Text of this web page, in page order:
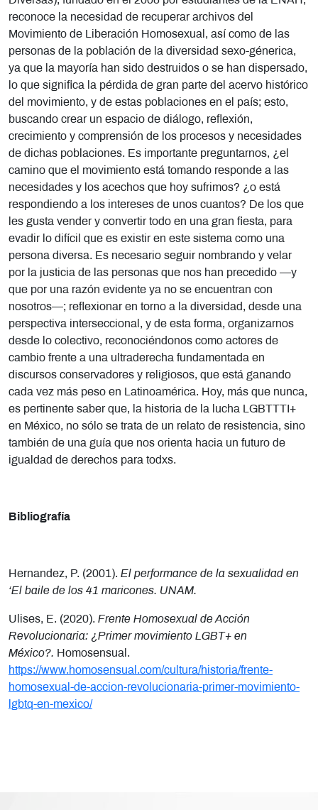
reconoce la necesidad de recuperar archivos del
Movimiento de Liberación Homosexual, así como de las
personas de la población de la diversidad sexo-génerica,
ya que la mayoría han sido destruidos o se han dispersado,
lo que significa la pérdida de gran parte del acervo histórico
del movimiento, y de estas poblaciones en el país; esto,
buscando crear un espacio de diálogo, reflexión,
crecimiento y comprensión de los procesos y necesidades
de dichas poblaciones. Es importante preguntarnos, ¿el
camino que el movimiento está tomando responde a las
necesidades y los acechos que hoy sufrimos? ¿o está
respondiendo a los intereses de unos cuantos? De los que
les gusta vender y convertir todo en una gran fiesta, para
evadir lo difícil que es existir en este sistema como una
persona diversa. Es necesario seguir nombrando y velar
por la justicia de las personas que nos han precedido —y
que por una razón evidente ya no se encuentran con
nosotros—; reflexionar en torno a la diversidad, desde una
perspectiva interseccional, y de esta forma, organizarnos
desde lo colectivo, reconociéndonos como actores de
cambio frente a una ultraderecha fundamentada en
discursos conservadores y religiosos, que está ganando
cada vez más peso en Latinoamérica. Hoy, más que nunca,
es pertinente saber que, la historia de la lucha LGBTTTI+
en México, no sólo se trata de un relato de resistencia, sino
también de una guía que nos orienta hacia un futuro de
igualdad de derechos para todxs.
Bibliografía
Hernandez, P. (2001). El performance de la sexualidad en
‘El baile de los 41 maricones. UNAM.
Ulises, E. (2020). Frente Homosexual de Acción
Revolucionaria: ¿Primer movimiento LGBT+ en
México?. Homosensual.
https://www.homosensual.com/cultura/historia/frente-
homosexual-de-accion-revolucionaria-primer-movimiento-
lgbtq-en-mexico/